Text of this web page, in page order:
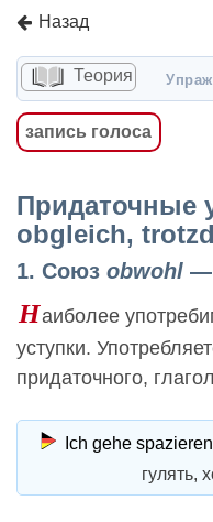
Назад
Теория
запись голоса
Придаточные
obgleich,
1. Союз obwohl —
Наиболее
уступки.
придаточного,
Ich gehe
гулять,